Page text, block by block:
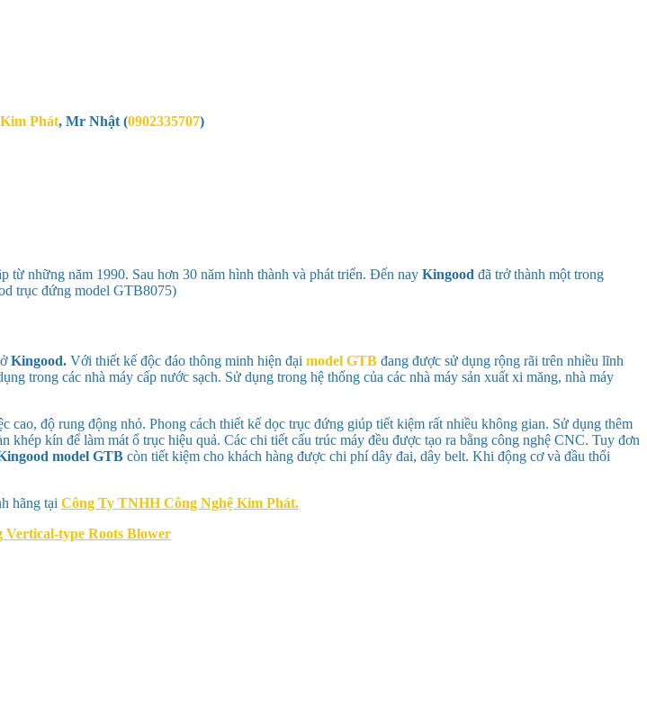
Phát, Mr Nhật (0902335707)
từ những năm 1990. Sau hơn 30 năm hình thành và phát triển. Đến nay Kingood đã trở thành một trong
trục đứng model GTB8075)
Kingood. Với thiết kế độc đáo thông minh hiện đại model GTB đang được sử dụng rộng rãi trên nhiều lĩnh
trong các nhà máy cấp nước sạch. Sử dụng trong hệ thống của các nhà máy sản xuất xi măng, nhà máy
cao, độ rung động nhỏ. Phong cách thiết kế dọc trục đứng giúp tiết kiệm rất nhiều không gian. Sử dụng thêm
kín để làm mát ổ trục hiệu quả. Các chi tiết cấu trúc máy đều được tạo ra bằng công nghệ CNC. Tuy đơn
model GTB còn tiết kiệm cho khách hàng được chi phí dây đai, dây belt. Khi động cơ và đầu thổi
hãng tại Công Ty TNHH Công Nghệ Kim Phát.
Vertical-type Roots Blower